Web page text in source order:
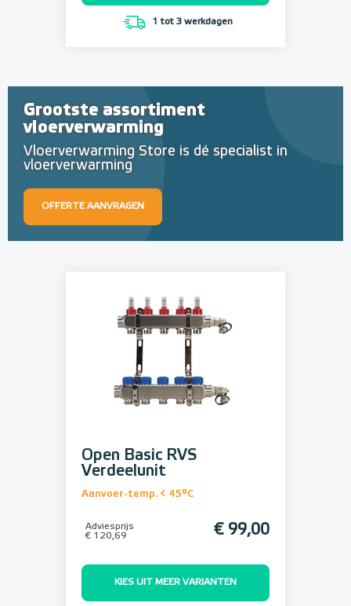
1 tot 3 werkdagen
Grootste assortiment
vloerverwarming
Vloerverwarming Store is dé specialist in
vloerverwarming
OFFERTE AANVRAGEN
Open Basic RVS
Verdeelunit
Aanvoer-temp. < 45°C
Adviesprijs
€ 120,69
€ 99,00
KIES UIT MEER VARIANTEN